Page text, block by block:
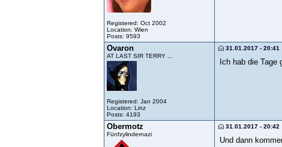
Registered: Oct 2002
Location: Wien
Posts: 9593
Ovaron
AT LAST SIR TERRY ...
Registered: Jan 2004
Location: Linz
Posts: 4193
31.01.2017 - 20:41
Ich hab die Tage
Obermotz
Fünfzylindernazi
31.01.2017 - 20:42
Und dann